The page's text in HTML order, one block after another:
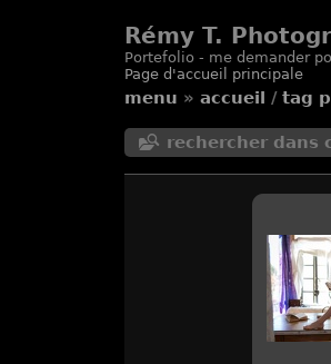
Rémy T.
Portefolio - me demander
Page d'accueil principale
menu » accueil / tag
rechercher dans